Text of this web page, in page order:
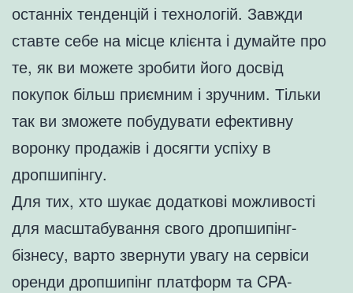
останніх тенденцій і технологій. Завжди
ставте себе на місце клієнта і думайте про
те, як ви можете зробити його досвід
покупок більш приємним і зручним. Тільки
так ви зможете побудувати ефективну
воронку продажів і досягти успіху в
дропшипінгу.
Для тих, хто шукає додаткові можливості
для масштабування свого дропшипінг-
бізнесу, варто звернути увагу на сервіси
оренди дропшипінг платформ та CPA-